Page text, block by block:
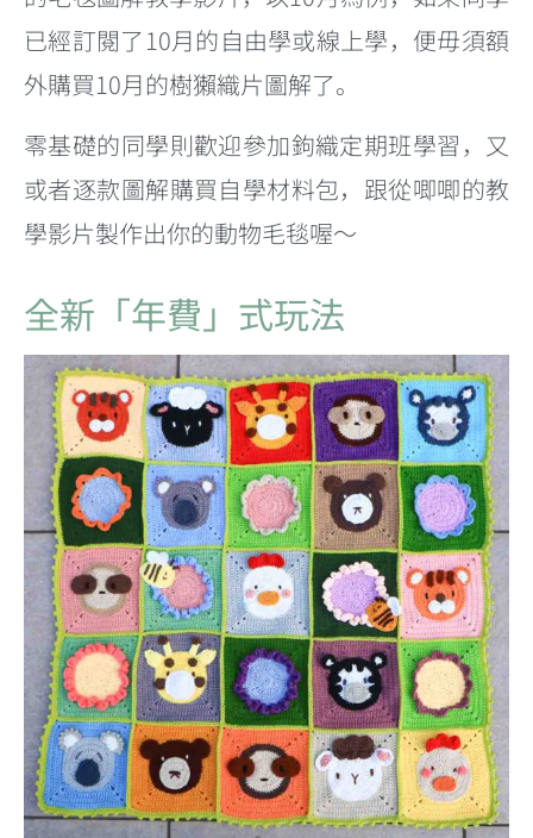
已經訂閱了10月的自由學或線上學，便毋須額
外購買10月的樹獺織片圖解了。
零基礎的同學則歡迎參加鉤織定期班學習，又
或者逐款圖解購買自學材料包，跟從唧唧的教
學影片製作出你的動物毛毯喔～
全新「年費」式玩法